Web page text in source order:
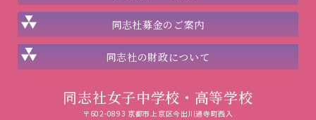
同志社募金のご案内
同志社の財政について
同志社女子中学校・高等学校
〒602-0893 京都市上京区今出川通寺町西入